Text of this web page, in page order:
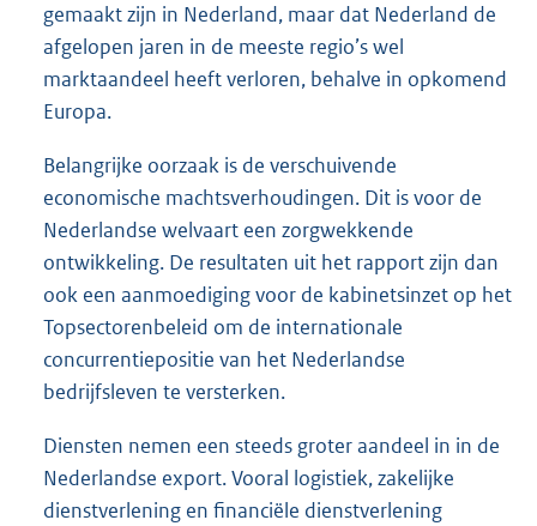
gemaakt zijn in Nederland, maar dat Nederland de
afgelopen jaren in de meeste regio’s wel
marktaandeel heeft verloren, behalve in opkomend
Europa.
Belangrijke oorzaak is de verschuivende
economische machtsverhoudingen. Dit is voor de
Nederlandse welvaart een zorgwekkende
ontwikkeling. De resultaten uit het rapport zijn dan
ook een aanmoediging voor de kabinetsinzet op het
Topsectorenbeleid om de internationale
concurrentiepositie van het Nederlandse
bedrijfsleven te versterken.
Diensten nemen een steeds groter aandeel in in de
Nederlandse export. Vooral logistiek, zakelijke
dienstverlening en financiële dienstverlening